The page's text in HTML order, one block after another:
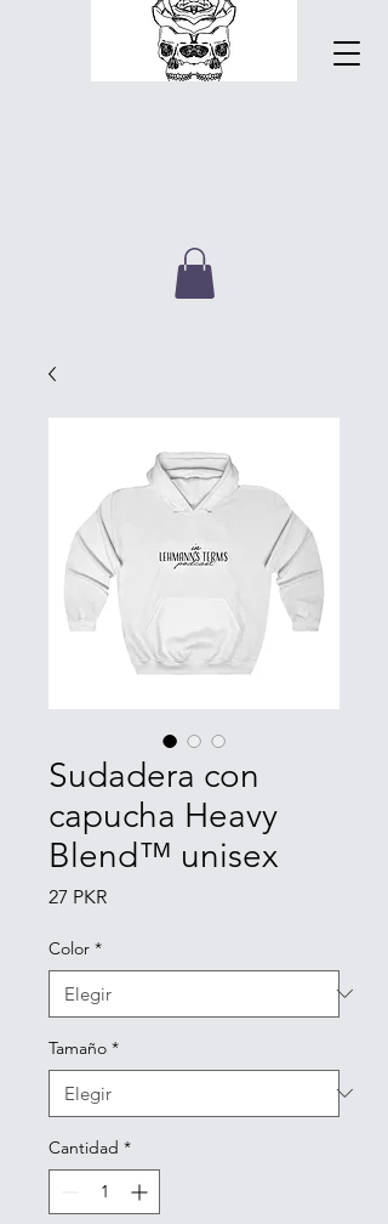
Sudadera con
capucha Heavy
Blend™ unisex
27 PKRPrecio
Color *
Tamaño *
Cantidad *